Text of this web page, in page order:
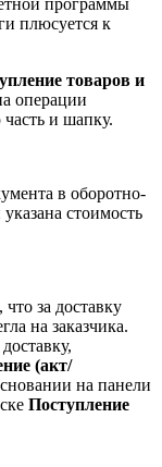
плюсуется к
товаров и
операции
и шапку.
в оборотно-
стоимость
за доставку
на заказчика.
(акт/
на панели
Поступление